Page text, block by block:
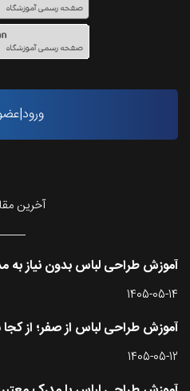
آخرین
آموزش طراحی لباس بدون نیاز به
1405-05-14
آموزش طراحی لباس از صفر؛ از
1405-05-12